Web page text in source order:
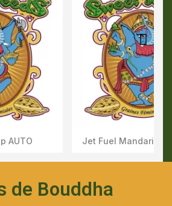
AUTO Aperçu
Jet Fuel Mandarine
de Bouddha